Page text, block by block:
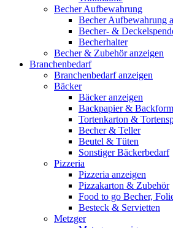
Becher Aufbewahrung
Becher Aufbewahrung
Becher- &
Becherhalter
Becher & Zubehör anzeigen
Branchenbedarf
Branchenbedarf anzeigen
Bäcker
Bäcker anzeigen
Backpapier &
Tortenkarton &
Becher & Teller
Beutel & Tüten
Sonstiger Bäckerbedarf
Pizzeria
Pizzeria anzeigen
Pizzakarton & Zubehör
Food to go Becher,
Besteck & Servietten
Metzger